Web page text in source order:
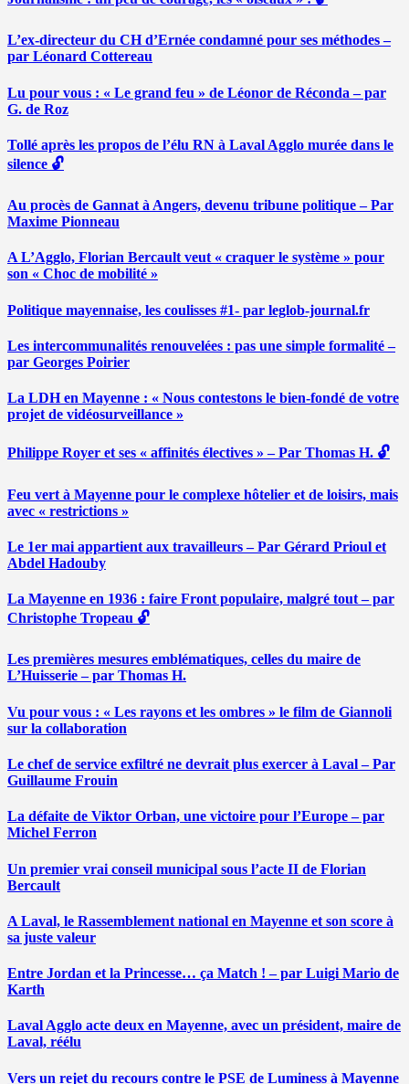
L’ex-directeur du CH d’Ernée condamné pour ses méthodes –
par Léonard Cottereau
Lu pour vous : « Le grand feu » de Léonor de Réconda – par
G. de Roz
Tollé après les propos de l’élu RN à Laval Agglo murée dans le
silence 🔓
Au procès de Gannat à Angers, devenu tribune politique – Par
Maxime Pionneau
A L’Agglo, Florian Bercault veut « craquer le système » pour
son « Choc de mobilité »
Politique mayennaise, les coulisses #1- par leglob-journal.fr
Les intercommunalités renouvelées : pas une simple formalité –
par Georges Poirier
La LDH en Mayenne : « Nous contestons le bien-fondé de votre
projet de vidéosurveillance »
Philippe Royer et ses « affinités électives » – Par Thomas H. 🔓
Feu vert à Mayenne pour le complexe hôtelier et de loisirs, mais
avec « restrictions »
Le 1er mai appartient aux travailleurs – Par Gérard Prioul et
Abdel Hadouby
La Mayenne en 1936 : faire Front populaire, malgré tout – par
Christophe Tropeau 🔓
Les premières mesures emblématiques, celles du maire de
L’Huisserie – par Thomas H.
Vu pour vous : « Les rayons et les ombres » le film de Giannoli
sur la collaboration
Le chef de service exfiltré ne devrait plus exercer à Laval – Par
Guillaume Frouin
La défaite de Viktor Orban, une victoire pour l’Europe – par
Michel Ferron
Un premier vrai conseil municipal sous l’acte II de Florian
Bercault
A Laval, le Rassemblement national en Mayenne et son score à
sa juste valeur
Entre Jordan et la Princesse… ça Match ! – par Luigi Mario de
Karth
Laval Agglo acte deux en Mayenne, avec un président, maire de
Laval, réélu
Vers un rejet du recours contre le PSE de Luminess à Mayenne